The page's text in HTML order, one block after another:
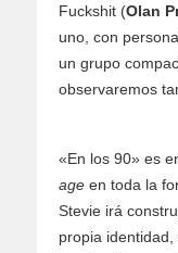
Fuckshit (Olan
uno, con
un grupo
observaremos
«En los 90» es
age en toda la
Stevie irá
propia